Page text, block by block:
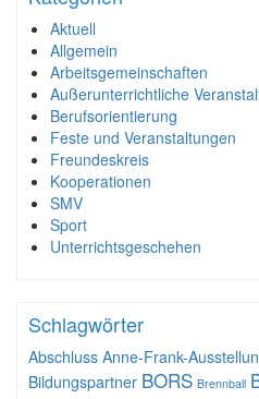
Aktuell
Allgemein
Arbeitsgemeinschaften
Außerunterrichtliche
Berufsorientierung
Feste und Veranstaltungen
Freundeskreis
Kooperationen
SMV
Sport
Unterrichtsgeschehen
Schlagwörter
Abschluss Anne-Frank-
Bildungspartner BORS Brennball